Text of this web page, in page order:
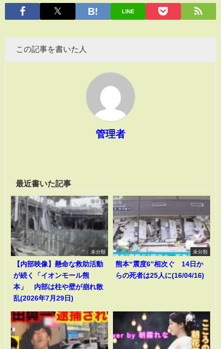
有 LINE
この記事を書いた人
管理者
最近書いた記事
未分類
【内部映像】懸命な救助活動
が続く「イオンモール熊
本」 内部は柱や壁が崩れ散
乱(2026年7月29日)
未分類
熊本“震度6”相次ぐ 14日か
らの死者は25人に(16/04/16)